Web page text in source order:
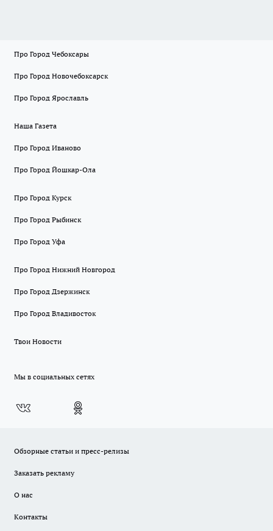
Про Город Чебоксары
Про Город Новочебоксарск
Про Город Ярославль
Наша Газета
Про Город Иваново
Про Город Йошкар-Ола
Про Город Курск
Про Город Рыбинск
Про Город Уфа
Про Город Нижний Новгород
Про Город Дзержинск
Про Город Владивосток
Твои Новости
Мы в социальных сетях
Обзорные статьи и пресс-релизы
Заказать рекламу
О нас
Контакты